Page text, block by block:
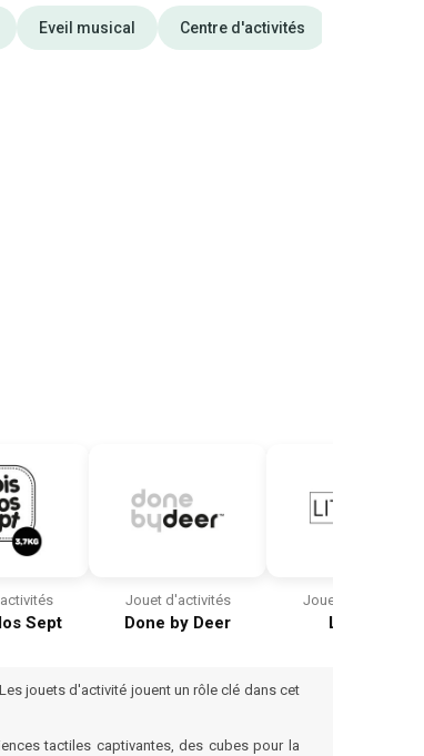
Eveil musical Centre d'activités
Sept
Jouet d'activités
Done by Deer
Jouet d'activités
Little L
jouets d'activité jouent un rôle clé dans cet
tactiles captivantes, des cubespour la